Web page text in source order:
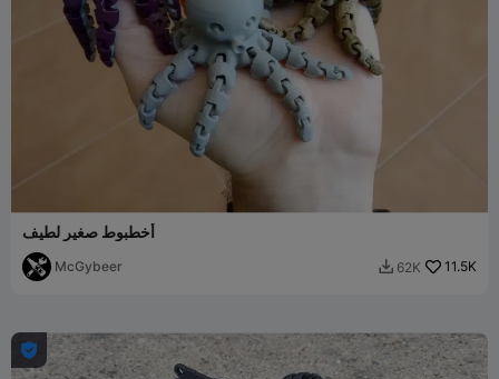
أخطبوط صغير لطيف
McGybeer  62K 11.5K
